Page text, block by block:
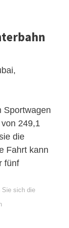
Sportwagen
249,1
die
Fahrt kann
fünf
Sie sich die